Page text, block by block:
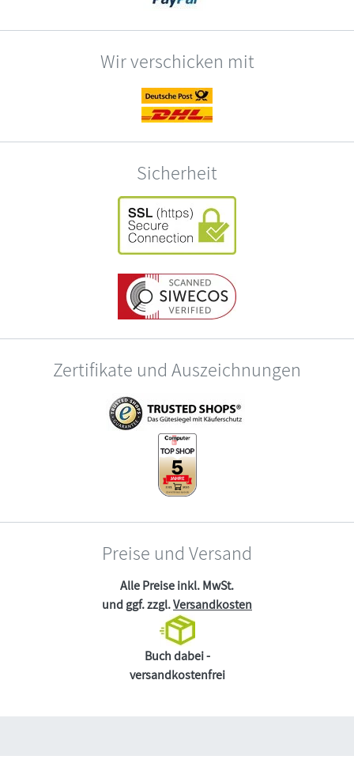
Wir verschicken mit
Sicherheit
Zertifikate und Auszeichnungen
Preise und Versand
Alle Preise inkl. MwSt.
und ggf. zzgl.Versandkosten
Buch dabei -
versandkostenfrei